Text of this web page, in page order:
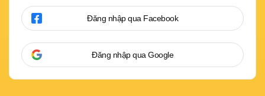
Đăng nhập qua Facebook
Đăng nhập qua Google